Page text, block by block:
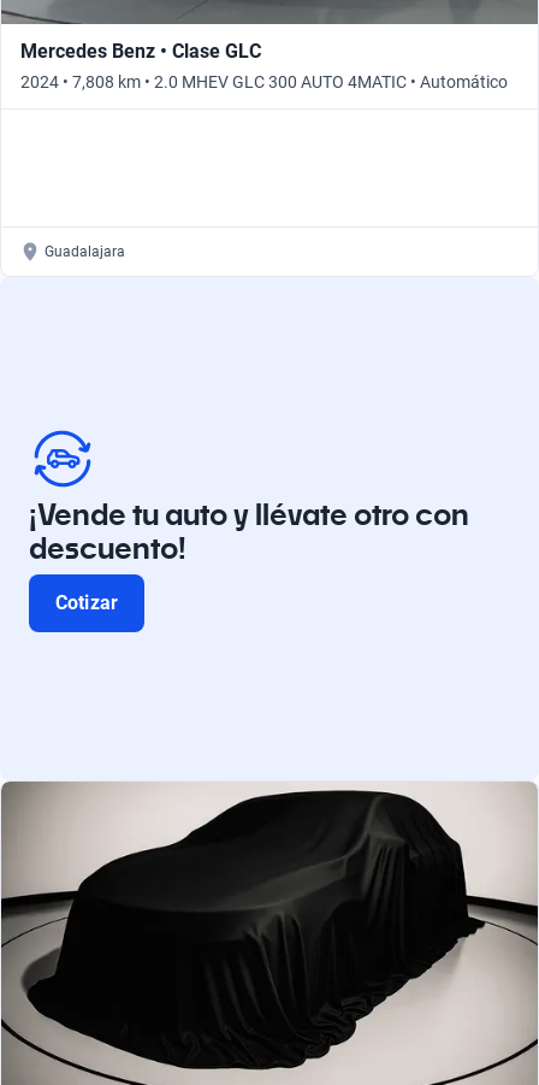
Mercedes Benz • Clase GLC
2024 • 7,808 km • 2.0 MHEV GLC 300 AUTO 4MATIC • Automático
Guadalajara
¡Vende tu auto y llévate otro con
descuento!
Cotizar